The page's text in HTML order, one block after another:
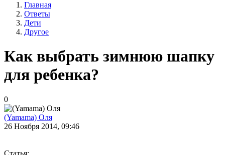
Главная
Ответы
Дети
Другое
Как выбрать зимнюю шапку
для ребенка?
0
(Yamama) Оля
26 Ноября 2014, 09:46
Статья: